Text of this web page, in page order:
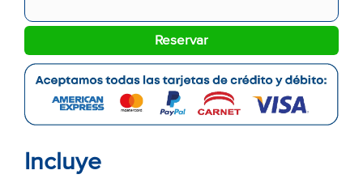
Reservar
Incluye